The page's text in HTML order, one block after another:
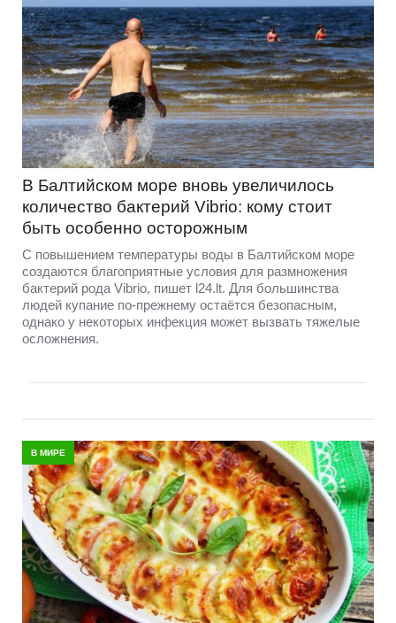
В Балтийском море вновь увеличилось
количество бактерий Vibrio: кому стоит
быть особенно осторожным
С повышением температуры воды в Балтийском море
создаются благоприятные условия для размножения
бактерий рода Vibrio, пишет l24.lt. Для большинства
людей купание по-прежнему остаётся безопасным,
однако у некоторых инфекция может вызвать тяжелые
осложнения.
В МИРЕ